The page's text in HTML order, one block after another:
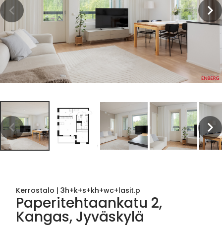
Kerrostalo | 3h+k+s+kh+wc+lasit.p
Paperitehtaankatu 2,
Kangas, Jyväskylä